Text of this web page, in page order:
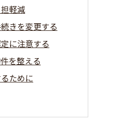
軽減
きを変更する
に注意する
を整える
ために